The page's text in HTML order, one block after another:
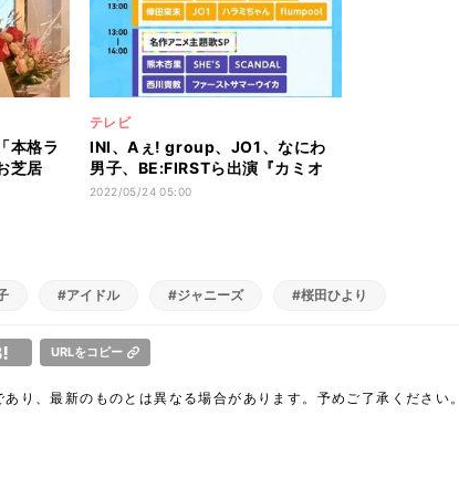
本格ラ
芝居
テレビ
INI、Aぇ! group、JO1、なにわ
男子、BE:FIRSTら出演『カミオ
ト』タイムテーブル発表
2022/05/24 05:00
#アイドル #ジャニーズ #桜田ひより
URLをコピー
り、最新のものとは異なる場合があります。予めご了承ください。